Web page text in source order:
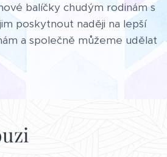
balíčky chudým rodinám s
poskytnout naději na lepší
a společně můžeme udělat